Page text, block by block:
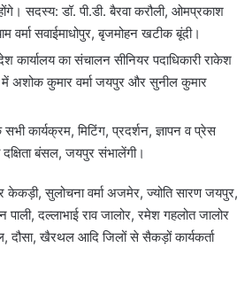
सदस्य: डॉ. पी.डी. बैरवा करौली, ओमप्रकाश
वर्मा सवाईमाधोपुर, बृजमोहन खटीक बूंदी।
कार्यालय का संचालन सीनियर पदाधिकारी राकेश
में अशोक कुमार वर्मा जयपुर और सुनील कुमार
कार्यक्रम, मिटिंग, प्रदर्शन, ज्ञापन व प्रेस
दक्षिता बंसल, जयपुर संभालेंगी।
केकड़ी, सुलोचना वर्मा अजमेर, ज्योति सारण जयपुर,
दल्लाभाई राव जालोर, रमेश गहलोत जालोर
दौसा, खैरथल आदि जिलों से सैकड़ों कार्यकर्ता